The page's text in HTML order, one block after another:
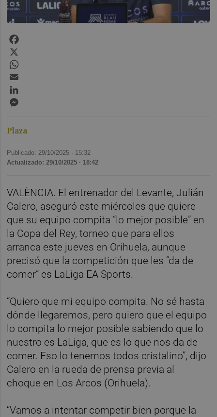
Plaza
Publicado: 29/10/2025 · 15:32
Actualizado: 29/10/2025 · 18:42
VALÈNCIA. El entrenador del Levante, Julián
Calero, aseguró este miércoles que quiere
que su equipo compita “lo mejor posible” en
la Copa del Rey, torneo que para ellos
arranca este jueves en Orihuela, aunque
precisó que la competición que les “da de
comer” es LaLiga EA Sports.
“Quiero que mi equipo compita. No sé hasta
dónde llegaremos, pero quiero que el equipo
lo compita lo mejor posible sabiendo que lo
nuestro es LaLiga, que es lo que nos da de
comer. Eso lo tenemos todos cristalino”, dijo
Calero en la rueda de prensa previa al
choque en Los Arcos (Orihuela).
“Vamos a intentar competir bien porque la